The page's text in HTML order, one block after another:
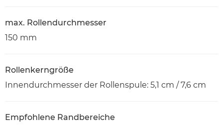
max. Rollendurchmesser
150 mm
Rollenkerngröße
Innendurchmesser der Rollenspule: 5,1 cm / 7,6 cm
Empfohlene Randbereiche